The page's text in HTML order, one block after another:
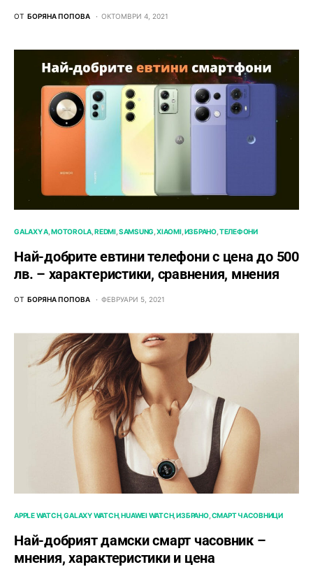
ОТ БОРЯНА ПОПОВА ОКТОМВРИ 4, 2021
GALAXY A MOTOROLA REDMI SAMSUNG XIAOMI ИЗБРАНО ТЕЛЕФОНИ
Най-добрите евтини телефони с ценa до 500
лв. – характeристики, сравнения, мнения
ОТ БОРЯНА ПОПОВА ФЕВРУАРИ 5, 2021
APPLE WATCH GALAXY WATCH HUAWEI WATCH ИЗБРАНО СМАРТ ЧАСОВНИЦИ
Най-добрият дамски смарт часовник –
мнения, характеристики и цена